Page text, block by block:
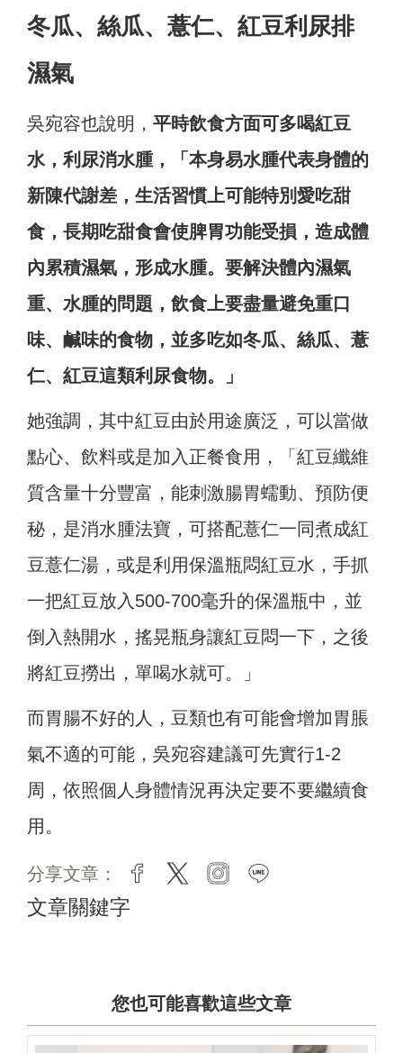
冬瓜、絲瓜、薏仁、紅豆利尿排
濕氣
吳宛容也說明， 平時飲食方面可多喝紅豆
水，利尿消水腫，「本身易水腫代表身體的
新陳代謝差，生活習慣上可能特別愛吃甜
食，長期吃甜食會使脾胃功能受損，造成體
內累積濕氣，形成水腫。要解決體內濕氣
重、水腫的問題，飲食上要盡量避免重口
味、鹹味的食物，並多吃如冬瓜、絲瓜、薏
仁、紅豆這類利尿食物。」
她強調，其中紅豆由於用途廣泛，可以當做
點心、飲料或是加入正餐食用，「紅豆纖維
質含量十分豐富，能刺激腸胃蠕動、預防便
秘，是消水腫法寶，可搭配薏仁一同煮成紅
豆薏仁湯，或是利用保溫瓶悶紅豆水，手抓
一把紅豆放入500-700毫升的保溫瓶中，並
倒入熱開水，搖晃瓶身讓紅豆悶一下，之後
將紅豆撈出，單喝水就可。」
而胃腸不好的人，豆類也有可能會增加胃脹
氣不適的可能，吳宛容建議可先實行1-2
周，依照個人身體情況再決定要不要繼續食
用。
分享文章： facebook
twitter instagram
文章關鍵字
您也可能喜歡這些文章